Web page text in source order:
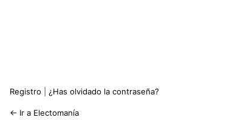
Registro ¿Has olvidado la contraseña?
← Ir a Electomanía